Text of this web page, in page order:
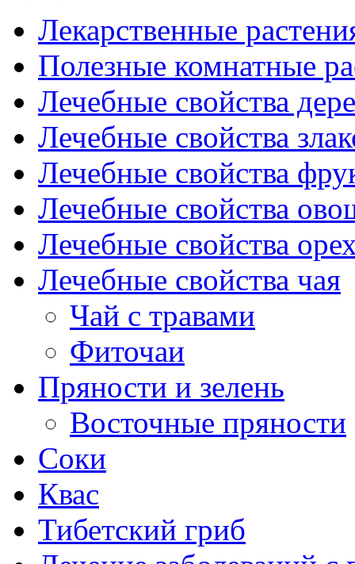
Лекарственные
Полезные комнатные
Лечебные свойства
Лечебные свойства
Лечебные свойства
Лечебные свойства
Лечебные свойства
Лечебные свойства чая
Чай с травами
Фиточаи
Пряности и зелень
Восточные пряности
Соки
Квас
Тибетский гриб